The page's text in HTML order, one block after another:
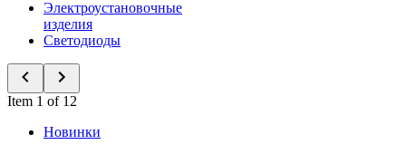
Электроустановочные
изделия
Светодиоды
Item 1 of 12
Новинки